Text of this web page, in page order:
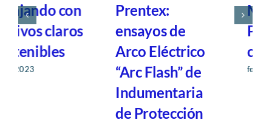
Prentex:
ensayos de
Arco Eléctrico
“Arc Flash” de
MAPA:
Protección al
corte
febrero 26, 2023